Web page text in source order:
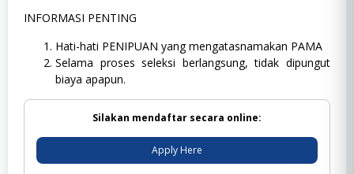
INFORMASI PENTING
Hati-hati PENIPUAN yang mengatasnamakan PAMA
Selama proses seleksi berlangsung, tidak dipungut
biaya apapun.
Silakan mendaftar secara online:
Apply Here